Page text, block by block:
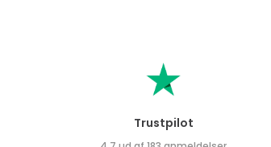
Trustpilot